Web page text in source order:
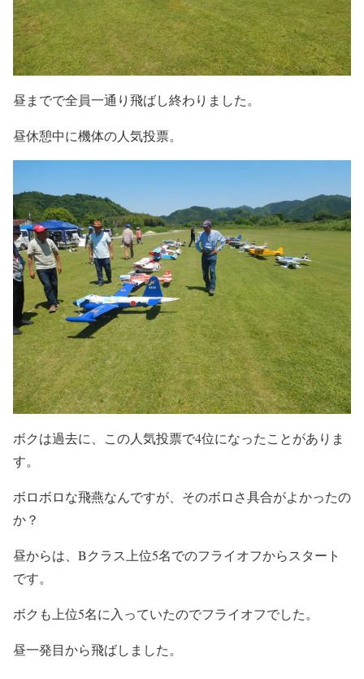
昼までで全員一通り飛ばし終わりました。
昼休憩中に機体の人気投票。
ボクは過去に、この人気投票で4位になったことがありま
す。
ボロボロな飛燕なんですが、そのボロさ具合がよかったの
か？
昼からは、Bクラス上位5名でのフライオフからスタート
です。
ボクも上位5名に入っていたのでフライオフでした。
昼一発目から飛ばしました。